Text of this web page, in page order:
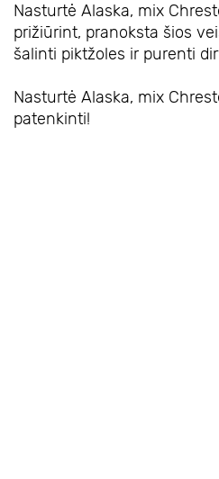
Nasturtė Alaska, mix
prižiūrint, pranoksta šios
šalinti piktžoles ir purenti
Nasturtė Alaska, mix
patenkinti!